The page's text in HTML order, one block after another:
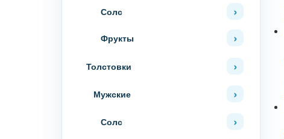
Солс
Фрукты
Толстовки
Мужские
Солс